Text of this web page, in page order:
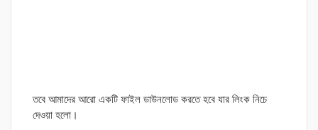
তবে আমাদের আরো একটি ফাইল ডাউনলোড করতে হবে যার লিংক নিচে
দেওয়া হলো।